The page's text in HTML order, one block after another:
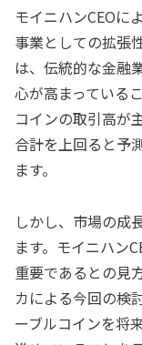
モイニハンCEOに
事業としての拡張
は、伝統的な金融
心が高まっている
コインの取引高が
合計を上回ると予
ます。
しかし、市場の成
ます。モイニハン
重要であるとの見
カによる今回の検
ーブルコインを将